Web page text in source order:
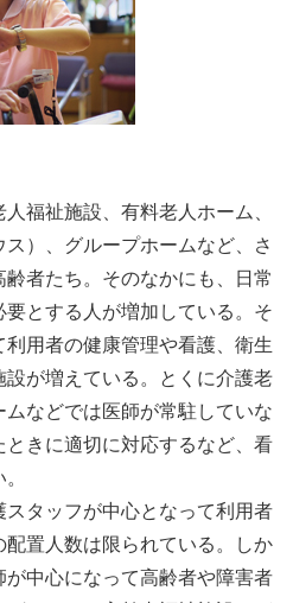
福祉施設、有料老人ホーム、
）、グループホームなど、さ
者たち。そのなかにも、日常
とする人が増加している。そ
用者の健康管理や看護、衛生
設が増えている。とくに介護老
ムなどでは医師が常駐していな
きに適切に対応するなど、看
タッフが中心となって利用者
置人数は限られている。しか
が中心になって高齢者や障害者